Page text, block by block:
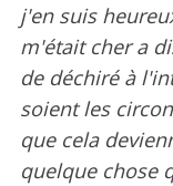
j'en suis
m'était cher a
de déchiré à
soient les
que cela
quelque chose